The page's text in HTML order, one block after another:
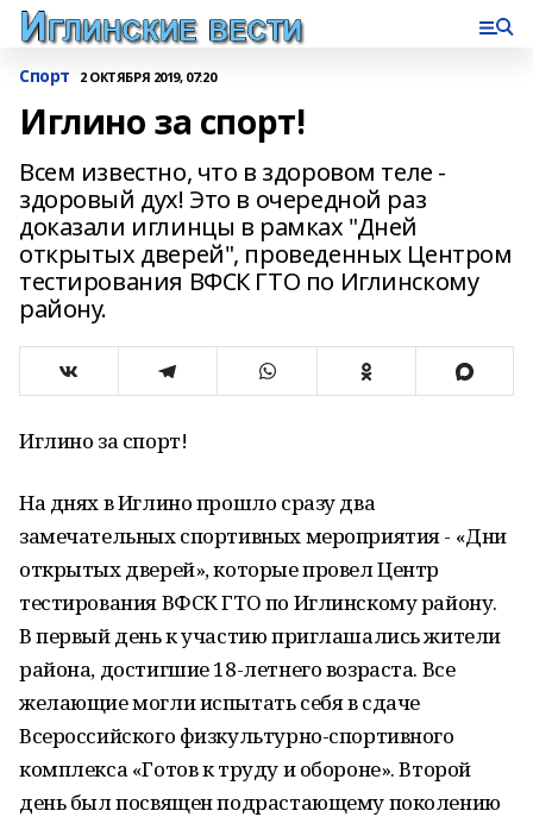
Спорт 2 ОКТЯБРЯ 2019, 07:20
Иглино за спорт!
Всем известно, что в здоровом теле -
здоровый дух! Это в очередной раз
доказали иглинцы в рамках "Дней
открытых дверей", проведенных Центром
тестирования ВФСК ГТО по Иглинскому
району.
Иглино за спорт!
На днях в Иглино прошло сразу два
замечательных спортивных мероприятия - «Дни
открытых дверей», которые провел Центр
тестирования ВФСК ГТО по Иглинскому району.
В первый день к участию приглашались жители
района, достигшие 18-летнего возраста. Все
желающие могли испытать себя в сдаче
Всероссийского физкультурно-спортивного
комплекса «Готов к труду и обороне». Второй
день был посвящен подрастающему поколению